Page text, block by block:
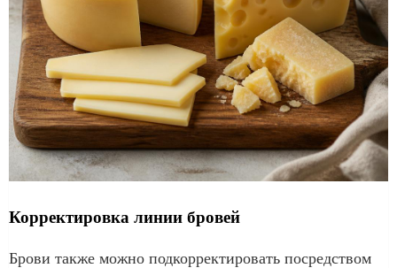
Корректировка линии бровей
Брови также можно подкорректировать посредством